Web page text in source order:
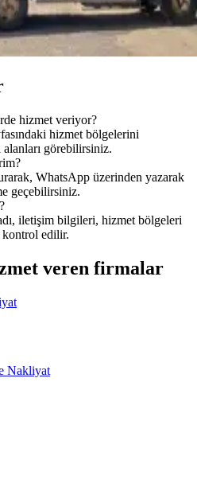
hizmet veriyor?
hizmet bölgelerini
alanları görebilirsiniz.
WhatsApp üzerinden yazarak
geçebilirsiniz.
iletişim bilgileri, hizmet bölgeleri
edilir.
veren firmalar
Nakliyat